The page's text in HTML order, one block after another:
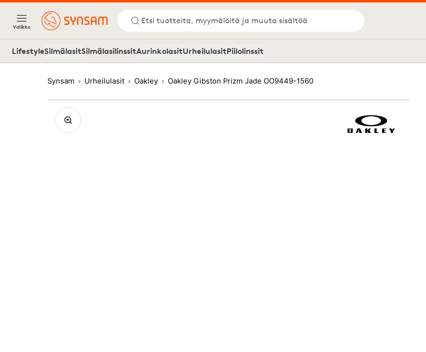
Valikko
Etsi tuotteita, myymälöitä ja muuta sisältöä
LifestyleSilmälasitSilmälasilinssitAurinkolasitUrheilulasitPiilolinssit
Synsam Urheilulasit Oakley Oakley Gibston Prizm Jade OO9449-1560